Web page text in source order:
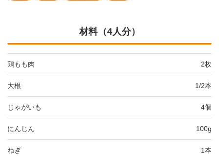
材料（4人分）
鶏もも肉 2枚
大根 1/2本
じゃがいも 4個
にんじん 100g
ねぎ 1本